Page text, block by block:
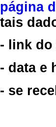
página
tais
- link do
- data e
- se